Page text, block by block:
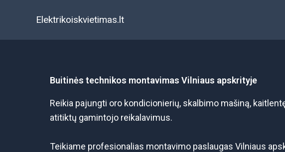
Elektrikoiskvietimas.lt
Buitinės technikos montavimas Vilniaus apskrityje
Reikia pajungti oro kondicionierių, skalbimo mašiną,
atitiktų gamintojo reikalavimus.
Teikiame profesionalias montavimo paslaugas Vilniaus